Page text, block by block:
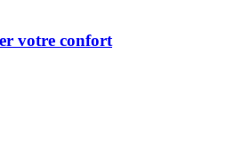
votre confort